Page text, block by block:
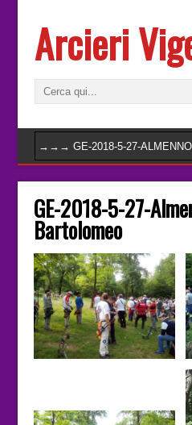
Arcieri
GE-2018-5-27-
Bartolomeo